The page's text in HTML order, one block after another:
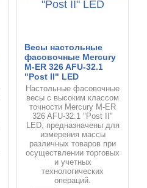
Весы настольные
фасовочные Mercury
M-ER 326 AFU-32.1
"Post II" LED
Настольные фасовочные
весы с высоким классом
точности Mercury M-ER
326 AFU-32.1 "Post II"
LED, предназначены для
измерения массы
различных товаров при
осуществлении торговых
и учетных
технологических
операций.